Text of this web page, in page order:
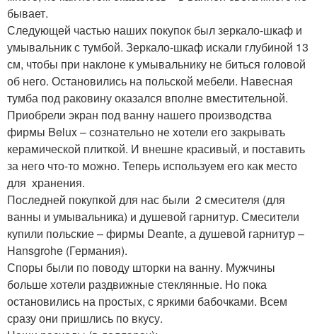
бывает.
Следующей частью наших покупок был зеркало-шкаф и
умывальник с тумбой. Зеркало-шкаф искали глубиной 13
см, чтобы при наклоне к умывальнику не биться головой
об него. Остановились на польской мебели. Навесная
тумба под раковину оказался вполне вместительной.
Приобрели экран под ванну нашего производства
фирмы Belux – сознательно не хотели его закрывать
керамической плиткой. И внешне красивый, и поставить
за него что-то можно. Теперь используем его как место
для хранения.
Последней покупкой для нас были 2 смесителя (для
ванны и умывальника) и душевой гарнитур. Смесители
купили польские – фирмы Deante, а душевой гарнитур –
Hansgrohe (Германия).
Споры были по поводу шторки на ванну. Мужчины
больше хотели раздвижные стеклянные. Но пока
остановились на простых, с яркими бабочками. Всем
сразу они пришлись по вкусу.